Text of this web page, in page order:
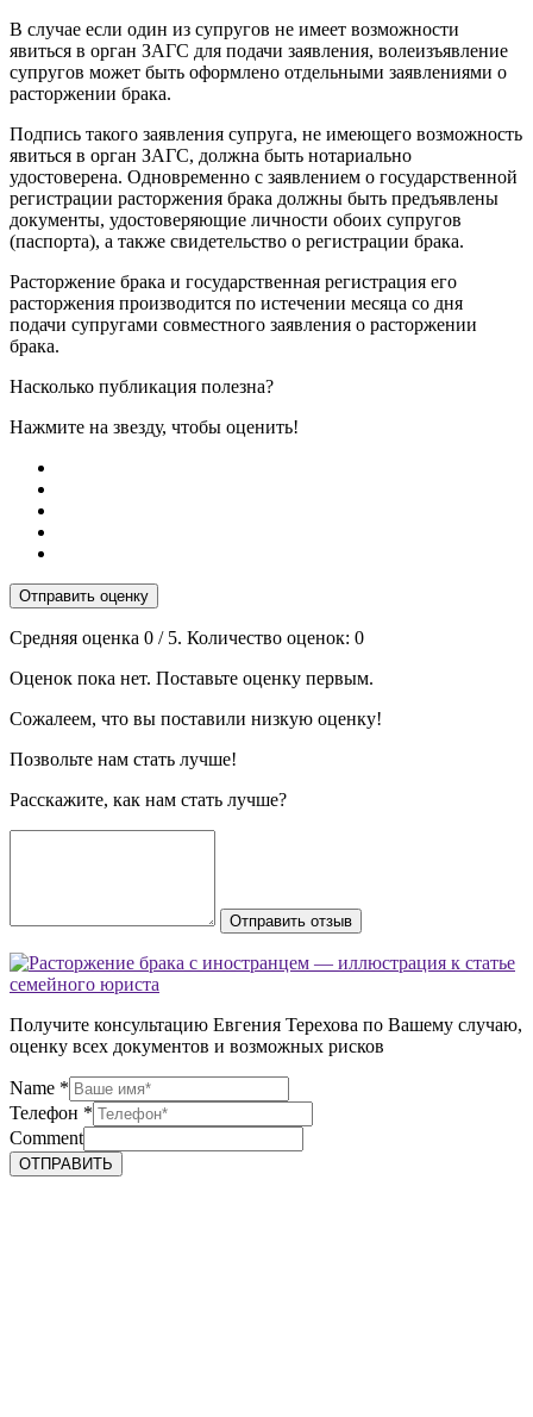
В случае если один из супругов не имеет возможности
явиться в орган ЗАГС для подачи заявления, волеизъявление
супругов может быть оформлено отдельными заявлениями о
расторжении брака.
Подпись такого заявления супруга, не имеющего возможность
явиться в орган ЗАГС, должна быть нотариально
удостоверена. Одновременно с заявлением о государственной
регистрации расторжения брака должны быть предъявлены
документы, удостоверяющие личности обоих супругов
(паспорта), а также свидетельство о регистрации брака.
Расторжение брака и государственная регистрация его
расторжения производится по истечении месяца со дня
подачи супругами совместного заявления о расторжении
брака.
Насколько публикация полезна?
Нажмите на звезду, чтобы оценить!
Отправить оценку
Средняя оценка 0 / 5. Количество оценок: 0
Оценок пока нет. Поставьте оценку первым.
Сожалеем, что вы поставили низкую оценку!
Позвольте нам стать лучше!
Расскажите, как нам стать лучше?
Отправить отзыв
Получите консультацию Евгения Терехова по Вашему случаю,
оценку всех документов и возможных рисков
Name *
Телефон *
Comment
ОТПРАВИТЬ